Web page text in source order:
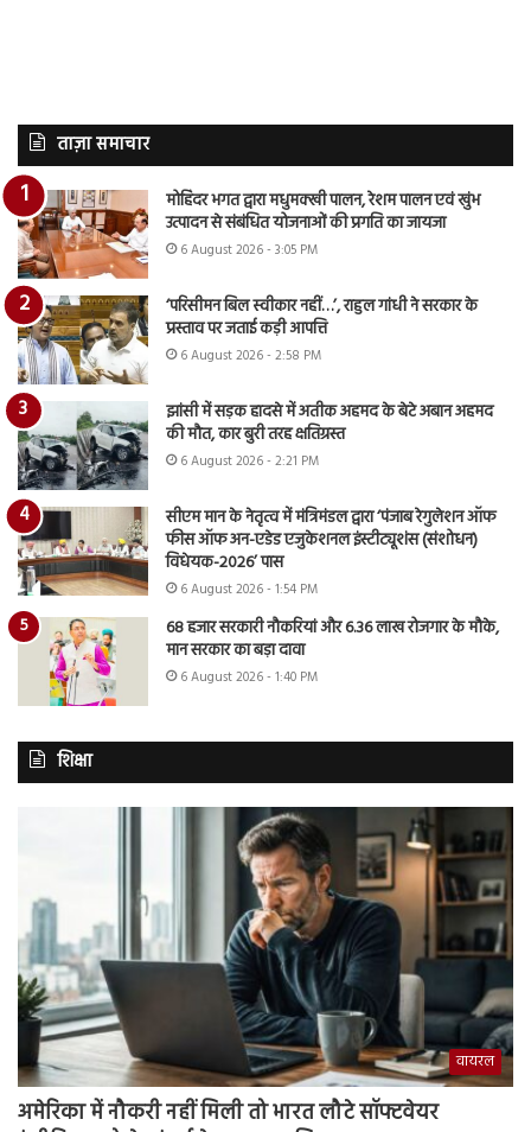
ताज़ा समाचार
मोहिंदर भगत द्वारा मधुमक्खी पालन, रेशम पालन एवं खुंभ
उत्पादन से संबंधित योजनाओं की प्रगति का जायजा
6 August 2026 - 3:05 PM
‘परिसीमन बिल स्वीकार नहीं…’, राहुल गांधी ने सरकार के
प्रस्ताव पर जताई कड़ी आपत्ति
6 August 2026 - 2:58 PM
झांसी में सड़क हादसे में अतीक अहमद के बेटे अबान अहमद
की मौत, कार बुरी तरह क्षतिग्रस्त
6 August 2026 - 2:21 PM
सीएम मान के नेतृत्व में मंत्रिमंडल द्वारा ‘पंजाब रेगुलेशन ऑफ
फीस ऑफ अन-एडेड एजुकेशनल इंस्टीट्यूशंस (संशोधन)
विधेयक-2026’ पास
6 August 2026 - 1:54 PM
68 हजार सरकारी नौकरियां और 6.36 लाख रोजगार के मौके,
मान सरकार का बड़ा दावा
6 August 2026 - 1:40 PM
शिक्षा
वायरल
अमेरिका में नौकरी नहीं मिली तो भारत लौटे सॉफ्टवेयर